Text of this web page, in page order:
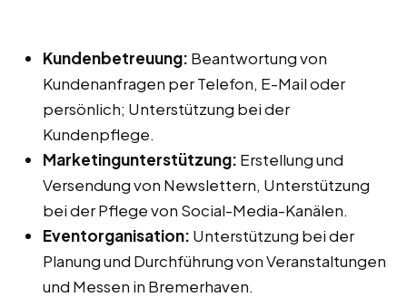
Kundenbetreuung: Beantwortung von
Kundenanfragen per Telefon, E-Mail oder
persönlich; Unterstützung bei der
Kundenpflege.
Marketingunterstützung: Erstellung und
Versendung von Newslettern, Unterstützung
bei der Pflege von Social-Media-Kanälen.
Eventorganisation: Unterstützung bei der
Planung und Durchführung von Veranstaltungen
und Messen in Bremerhaven.